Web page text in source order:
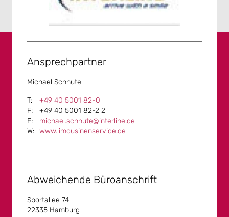
Ansprechpartner
Michael Schnute
+49 40 5001 82-0
+49 40 5001 82-2 2
michael.schnute@interline.de
www.limousinenservice.de
Abweichende Büroanschrift
Sportallee 74
22335 Hamburg